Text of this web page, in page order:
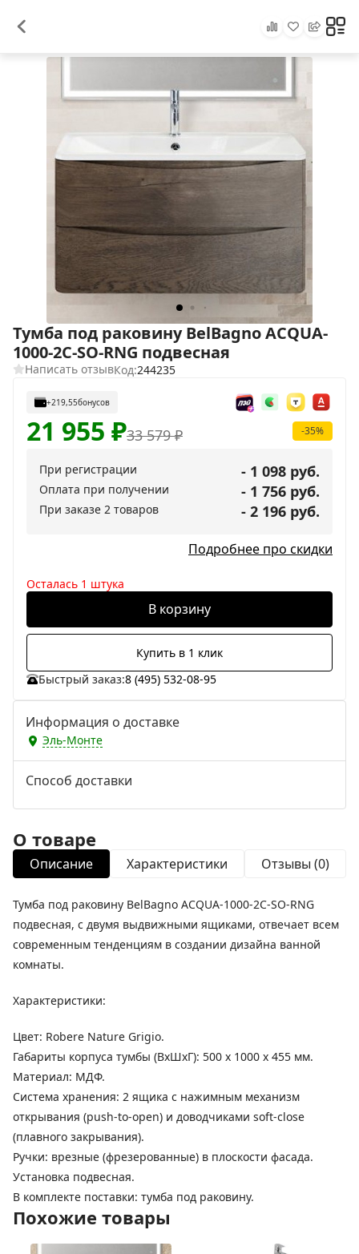
Тумба под раковину BelBagno ACQUA-
1000-2C-SO-RNG подвесная
Написать отзывКод:244235
+219,55бонусов
33 579₽
21 955 ₽ -35%
При регистрации - 1 098 руб.
Оплата при получении - 1 756 руб.
При заказе 2 товаров - 2 196 руб.
Подробнее про скидки
Осталась 1 штука
В корзину
Купить в 1 клик
Быстрый заказ:8 (495) 532-08-95
Информация о доставке
Эль-Монте
Способ доставки
О товаре
Описание Характеристики Отзывы (0)
Тумба под раковину BelBagno ACQUA-1000-2C-SO-RNG
подвесная, с двумя выдвижными ящиками, отвечает всем
современным тенденциям в создании дизайна ванной
комнаты.
Характеристики:
Цвет: Robere Nature Grigio.
Габариты корпуса тумбы (ВхШхГ): 500 х 1000 х 455 мм.
Материал: МДФ.
Система хранения: 2 ящика с нажимным механизм
открывания (push-to-open) и доводчиками soft-close
(плавного закрывания).
Ручки: врезные (фрезерованные) в плоскости фасада.
Установка подвесная.
В комплекте поставки: тумба под раковину.
Похожие товары